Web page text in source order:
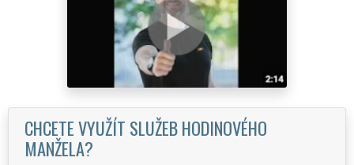
CHCETE VYUŽÍT SLUŽEB HODINOVÉHO
MANŽELA?